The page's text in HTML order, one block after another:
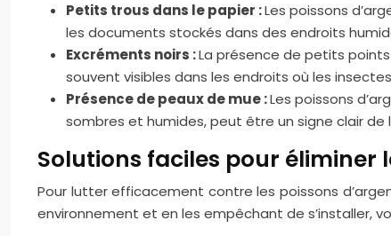
Petits trous dans le papier :Les poissons
les documents stockés dans des endroits
Excréments noirs :La présence de petits
souvent visibles dans les endroits où les
Présence de peaux de mue :Les poissons
sombres et humides, peut être un signe clair de
Solutions faciles pour éliminer
Pour lutter efficacement contre les poissons
environnement et en les empêchant de s’installer,